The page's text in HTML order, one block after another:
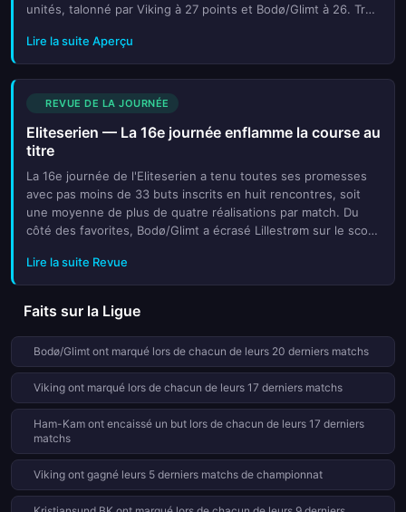
unités, talonné par Viking à 27 points et Bodø/Glimt à 26. Trois
Lire la suite Aperçu
REVUE DE LA JOURNÉE
Eliteserien — La 16e journée enflamme la course au
titre
La 16e journée de l'Eliteserien a tenu toutes ses promesses
avec pas moins de 33 buts inscrits en huit rencontres, soit
une moyenne de plus de quatre réalisations par match. Du
côté des favorites, Bodø/Glimt a écrasé Lillestrøm sur le score
Lire la suite Revue
Faits sur la Ligue
Bodø/Glimt ont marqué lors de chacun de leurs 20 derniers matchs
Viking ont marqué lors de chacun de leurs 17 derniers matchs
Ham-Kam ont encaissé un but lors de chacun de leurs 17 derniers
matchs
Viking ont gagné leurs 5 derniers matchs de championnat